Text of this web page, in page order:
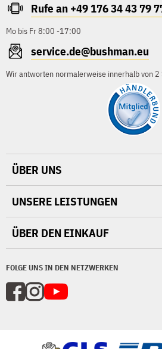
Rufe an +49 176 34 43 79
Mo bis Fr 8:00 -17:00
service.de@bushman.eu
Wir antworten normalerweise innerhalb von 2
FOLGE UNS IN DEN NETZWERKEN
ÜBER UNS
UNSERE LEISTUNGEN
ÜBER DEN EINKAUF